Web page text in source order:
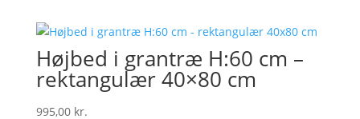
179,00 kr.. 159,00 kr..
Højbed i grantræ H:60 cm –
rektangulær 40×80 cm
995,00 kr.